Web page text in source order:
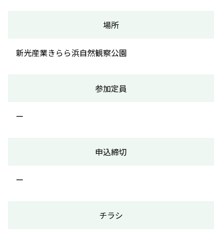
場所
新光産業きらら浜自然観察公園
参加定員
ー
申込締切
ー
チラシ